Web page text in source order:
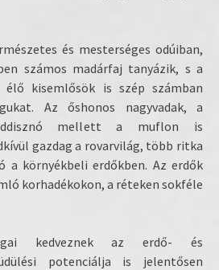
és mesterséges odúiban,
számos madárfaj tanyázik, s a
élő kisemlősök is szép számban
Az őshonos nagyvadak, a
mellett a muflon is
gazdag a rovarvilág, több ritka
környékbeli erdőkben. Az erdők
korhadékokon, a réteken sokféle
kedveznek az erdő- és
potenciálja is jelentősen